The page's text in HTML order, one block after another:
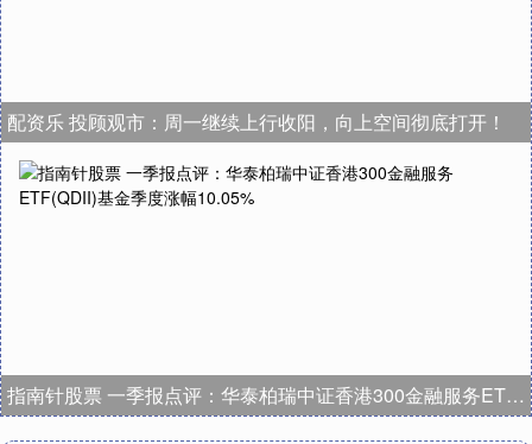
配资乐 投顾观市：周一继续上行收阳，向上空间彻底打开！
指南针股票 一季报点评：华泰柏瑞中证香港300金融服务ETF(QDII)基金季度涨幅10.05%